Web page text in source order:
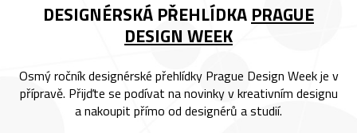
DESIGNÉRSKÁ PŘEHLÍDKA PRAGUE
DESIGN WEEK
Osmý ročník designérské přehlídky Prague Design Week je v
přípravě. Přijďte se podívat na novinky v kreativním designu
a nakoupit přímo od designérů a studií.